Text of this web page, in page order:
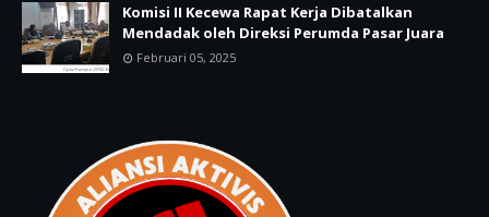
Komisi II Kecewa Rapat Kerja Dibatalkan
Mendadak oleh Direksi Perumda Pasar Juara
Februari 05, 2025